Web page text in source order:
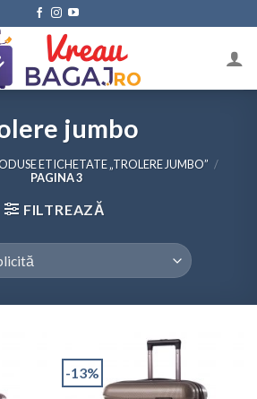
jumbo
ETICHETATE „TROLERE JUMBO” /
PAGINA 3
FILTREAZĂ
-13%